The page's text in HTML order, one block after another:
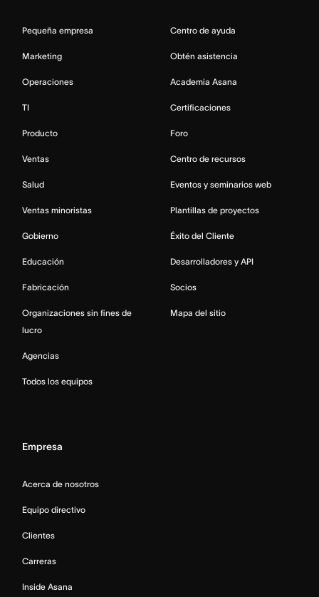
Pequeña empresa
Marketing
Operaciones
TI
Producto
Ventas
Salud
Ventas minoristas
Gobierno
Educación
Fabricación
Organizaciones sin fines de
lucro
Agencias
Todos los equipos
Centro de ayuda
Obtén asistencia
Academia Asana
Certificaciones
Foro
Centro de recursos
Eventos y seminarios web
Plantillas de proyectos
Éxito del Cliente
Desarrolladores y API
Socios
Mapa del sitio
Empresa
Acerca de nosotros
Equipo directivo
Clientes
Carreras
Inside Asana